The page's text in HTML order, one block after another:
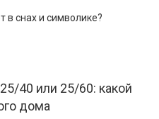
в снах и символике?
40 или 25/60: какой
дома